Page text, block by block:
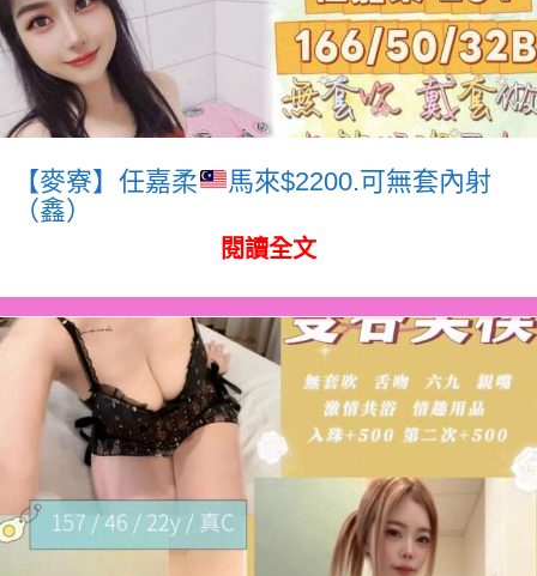
【麥寮】任嘉柔
馬來$2200.可無套內射
（鑫）
閱讀全文